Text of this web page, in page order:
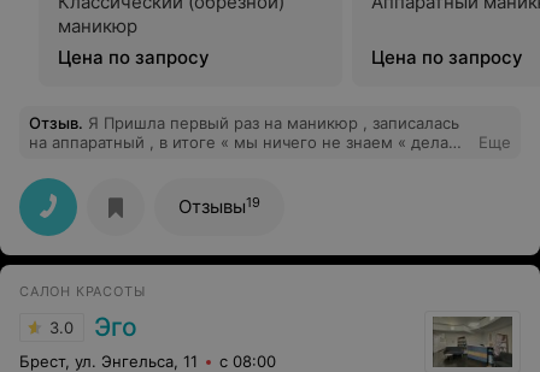
маникюр
Цена по запросу
Цена по запросу
Отзыв. Я Пришла первый раз на маникюр , записалась
на аппаратный , в итоге « мы ничего не знаем « делаем
Обрезной маникюр , который рваный и постом
отвратительный неровный делали ещё час ! без
покрытия ! В итоге обрезной маникюр со снятием 1.5
часа !!!! Не буду рекомендовать ! На мои отзывы мне
ответили , что специалист , который мне делал
устал после рабочего дня и поэтому сделал мне
некачественный маникюр !
Еще
Отзывы19
САЛОН КРАСОТЫ
3.0 Эго
Брест, ул. Энгельса, 11 с 08:00